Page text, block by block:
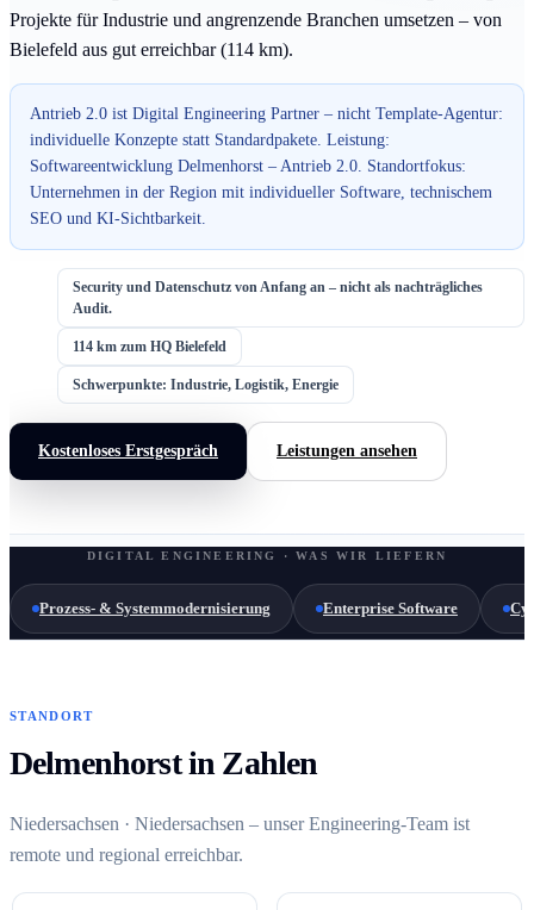
Projekte für Industrie und angrenzende Branchen umsetzen – von
Bielefeld aus gut erreichbar (114 km).
Antrieb 2.0 ist Digital Engineering Partner – nicht Template-Agentur:
individuelle Konzepte statt Standardpakete. Leistung:
Softwareentwicklung Delmenhorst – Antrieb 2.0. Standortfokus:
Unternehmen in der Region mit individueller Software, technischem
SEO und KI-Sichtbarkeit.
Security und Datenschutz von Anfang an – nicht als nachträgliches
Audit.
114 km zum HQ Bielefeld
Schwerpunkte: Industrie, Logistik, Energie
Kostenloses Erstgespräch Leistungen ansehen
DIGITAL ENGINEERING · WAS WIR LIEFERN
Prozess- & Systemmodernisierung Enterprise Software
STANDORT
Delmenhorst in Zahlen
Niedersachsen · Niedersachsen – unser Engineering-Team ist
remote und regional erreichbar.